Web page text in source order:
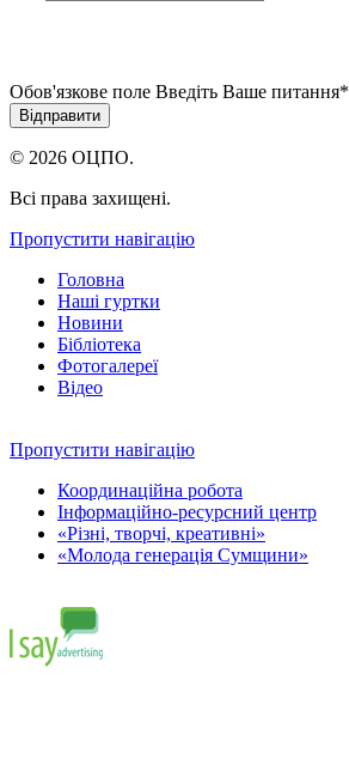
Обов'язкове поле Введіть Ваше питання*
© 2026 ОЦПО.
Всі права захищені.
Пропустити навігацію
Головна
Наші гуртки
Новини
Бібліотека
Фотогалереї
Відео
Пропустити навігацію
Координаційна робота
Інформаційно-ресурсний центр
«Різні, творчі, креативні»
«Молода генерація Сумщини»